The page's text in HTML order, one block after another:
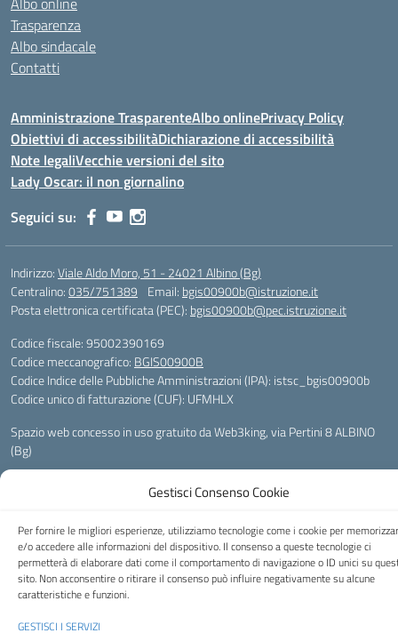
Gestisci Consenso Cookie
Per fornire le migliori esperienze, utilizziamo tecnologie come i cookie per
e/o accedere alle informazioni del dispositivo. Il consenso a queste tecnologie ci
permetterà di elaborare dati come il comportamento di navigazione o ID unici su
sito. Non acconsentire o ritirare il consenso può influire negativamente su alcune
caratteristiche e funzioni.
GESTISCI I SERVIZI
Trasparenza
Albo sindacale
Contatti
Amministrazione TrasparenteAlbo onlinePrivacy Policy
Obiettivi di accessibilitàDichiarazione di accessibilità
Note legaliVecchie versioni del sito
Lady Oscar: il non giornalino
Seguici su:
Indirizzo:Viale Aldo Moro, 51 - 24021 Albino (Bg)
Centralino:035/751389 Email: bgis00900b@istruzione.it
Posta elettronica certificata (PEC): bgis00900b@pec.istruzione.it
Codice fiscale: 95002390169
Codice meccanografico: BGIS00900B
Codice Indice delle Pubbliche Amministrazioni (IPA): istsc_bgis00900b
Codice unico di fatturazione (CUF): UFMHLX
Spazio web concesso in uso gratuito daWeb3king, via Pertini 8 ALBINO
(Bg)
Concept & Design by Designers Italia- Versione del tema:
2.12.0